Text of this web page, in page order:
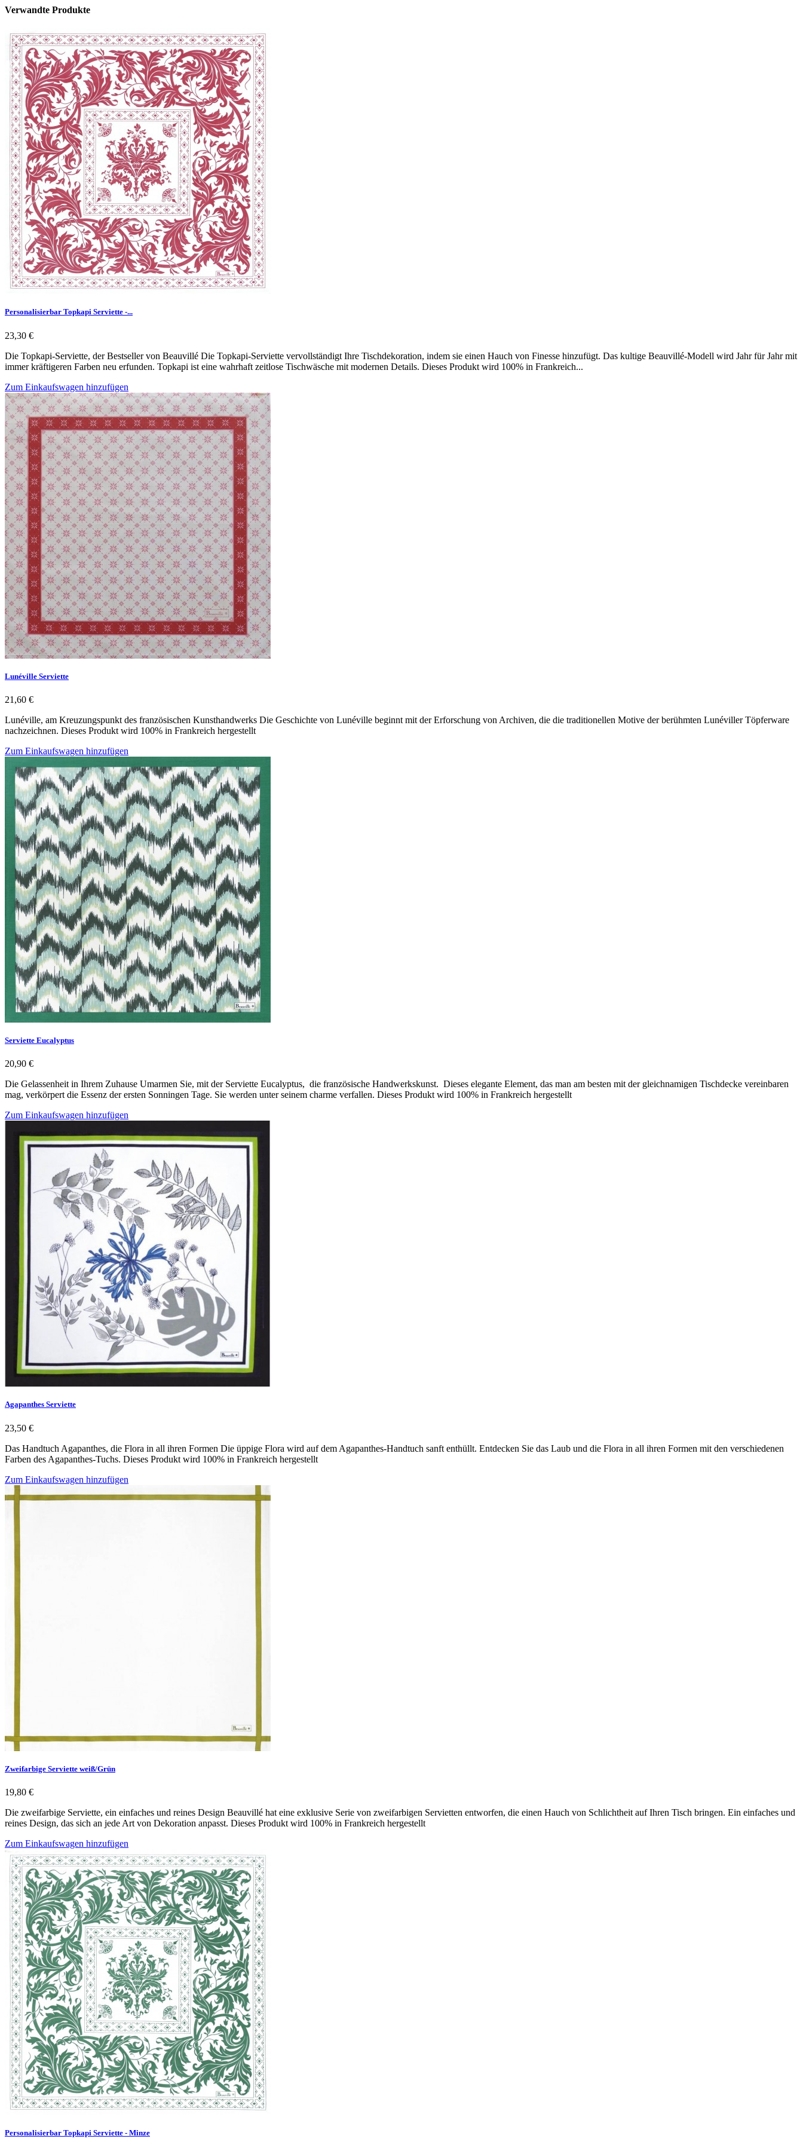
Verwandte Produkte
Personalisierbar Topkapi Serviette -...
23,30 €
Die Topkapi-Serviette, der Bestseller von Beauvillé Die Topkapi-Serviette vervollständigt Ihre Tischdekoration, indem sie einen Hauch von Finesse hinzufügt. Das kultige Beauvillé-Modell wird Jahr für Jahr mit
immer kräftigeren Farben neu erfunden. Topkapi ist eine wahrhaft zeitlose Tischwäsche mit modernen Details. Dieses Produkt wird 100% in Frankreich...
Zum Einkaufswagen hinzufügen
Lunéville Serviette
21,60 €
Lunéville, am Kreuzungspunkt des französischen Kunsthandwerks Die Geschichte von Lunéville beginnt mit der Erforschung von Archiven, die die traditionellen Motive der berühmten Lunéviller Töpferware
nachzeichnen. Dieses Produkt wird 100% in Frankreich hergestellt
Zum Einkaufswagen hinzufügen
Serviette Eucalyptus
20,90 €
Die Gelassenheit in Ihrem Zuhause Umarmen Sie, mit der Serviette Eucalyptus, die französische Handwerkskunst. Dieses elegante Element, das man am besten mit der gleichnamigen Tischdecke vereinbaren
mag, verkörpert die Essenz der ersten Sonningen Tage. Sie werden unter seinem charme verfallen. Dieses Produkt wird 100% in Frankreich hergestellt
Zum Einkaufswagen hinzufügen
Agapanthes Serviette
23,50 €
Das Handtuch Agapanthes, die Flora in all ihren Formen Die üppige Flora wird auf dem Agapanthes-Handtuch sanft enthüllt. Entdecken Sie das Laub und die Flora in all ihren Formen mit den verschiedenen
Farben des Agapanthes-Tuchs. Dieses Produkt wird 100% in Frankreich hergestellt
Zum Einkaufswagen hinzufügen
Zweifarbige Serviette weiß/Grün
19,80 €
Die zweifarbige Serviette, ein einfaches und reines Design Beauvillé hat eine exklusive Serie von zweifarbigen Servietten entworfen, die einen Hauch von Schlichtheit auf Ihren Tisch bringen. Ein einfaches und
reines Design, das sich an jede Art von Dekoration anpasst. Dieses Produkt wird 100% in Frankreich hergestellt
Zum Einkaufswagen hinzufügen
Personalisierbar Topkapi Serviette - Minze